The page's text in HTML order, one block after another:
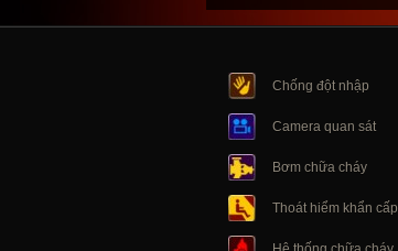
Chống đột nhập
Camera quan sát
Bơm chữa cháy
Thoát hiểm khẩn cấp